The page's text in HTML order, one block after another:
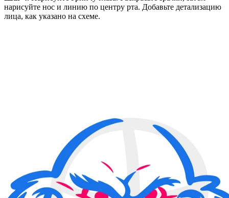
нарисуйте нос и линию по центру рта. Добавьте детализацию
лица, как указано на схеме.